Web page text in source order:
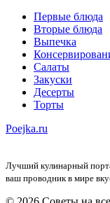
Первые блюда
Вторые блюда
Выпечка
Салаты
Закуски
Десерты
Торты
Poejka.ru
Лучший кулинарный
ваш проводник в мире